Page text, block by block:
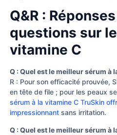
Q&R :
questions sur
vitamine C
Q : Quel est le meilleur sérum à
R : Pour son efficacité prouvée,
en tête de file ; pour les peaux
sérum à la vitamine C TruSkin
impressionnant sans irritation.
Q : Quel est le meilleur sérum à